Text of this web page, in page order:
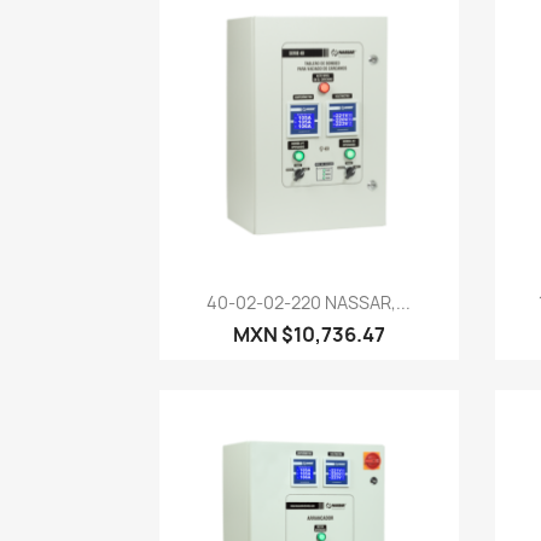
Vista rápida
40-02-02-220 NASSAR,...
MXN $10,736.47